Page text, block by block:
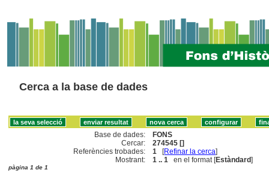
Cerca a la base de dades
Base de dades:
FONS
Cercar:
274545 []
Referències trobades:
1 [Refinar la cerca]
Mostrant:
1 .. 1 en el format [Estàndard]
pàgina 1 de 1